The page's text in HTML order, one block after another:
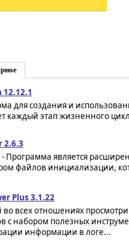
12.12.1
для создания и
каждый этап жизненного
2.6.3
- Программа является
файлов инициализации,
Plus 3.1.22
всех отношениях
с набором полезных
информации в логе...